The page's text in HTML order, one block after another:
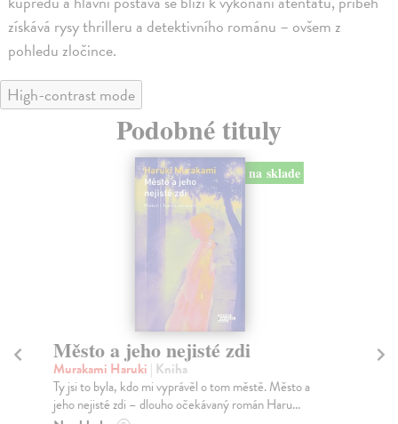
získává rysy thrilleru a detektivního románu – ovšem z
pohledu zločince.
High-contrast mode
Podobné tituly
na sklade
Město a jeho nejisté zdi
Murakami Haruki | Kniha
Ty jsi to byla, kdo mi vyprávěl o tom městě. Město a
jeho nejisté zdi – dlouho očekávaný román Haru...